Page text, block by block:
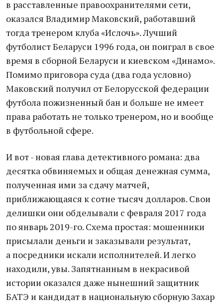
в расставленные правоохранителями сети,
оказался Владимир Маковский, работавший
тогда тренером клуба «Ислочь». Лучший
футболист Беларуси 1996 года, он поиграл в свое
время в сборной Беларуси и киевском «Динамо».
Помимо приговора суда (два года условно)
Маковский получил от Белорусской федерации
футбола пожизненный бан и больше не имеет
права работать не только тренером, но и вообще
в футбольной сфере.
И вот - новая глава детективного романа: два
десятка обвиняемых и общая денежная сумма,
полученная ими за сдачу матчей,
приближающаяся к сотне тысяч долларов. Свои
делишки они обделывали с февраля 2017 года
по январь 2019-го. Схема простая: мошенники
присылали деньги и заказывали результат,
а посредники искали исполнителей. И легко
находили, увы. Запятнанным в некрасивой
истории оказался даже нынешний защитник
БАТЭ и кандидат в национальную сборную Захар